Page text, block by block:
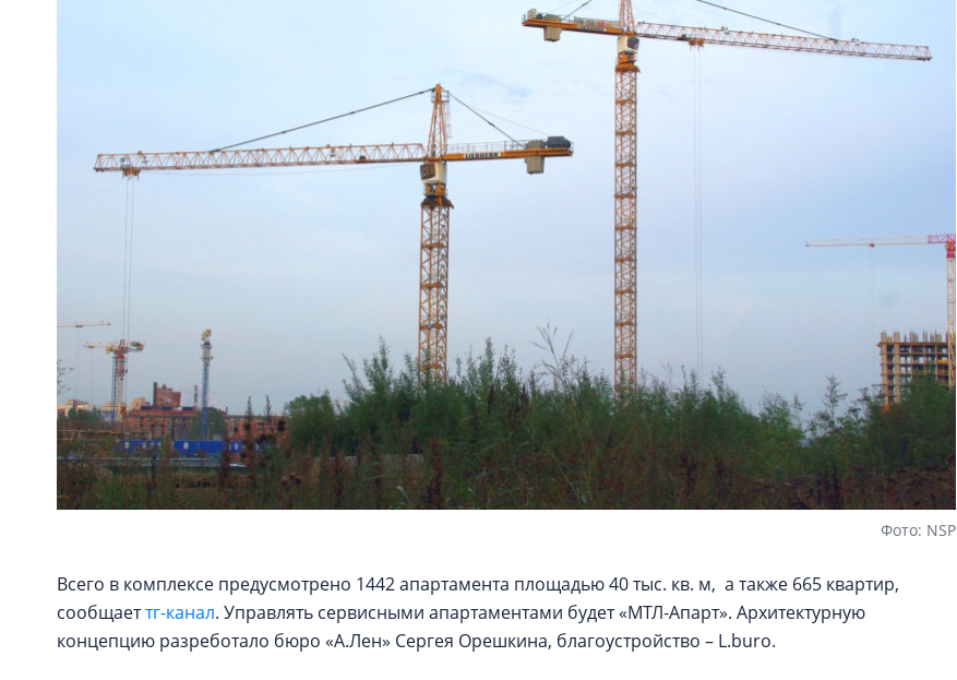
Фото: NSP
Всего в комплексе предусмотрено 1442 апартамента площадью 40 тыс. кв. м, а также 665 квартир,
сообщаеттг-канал. Управлять сервисными апартаментами будет «МТЛ-Апарт». Архитектурную
концепцию разреботало бюро «А.Лен» Сергея Орешкина, благоустройство – L.buro.